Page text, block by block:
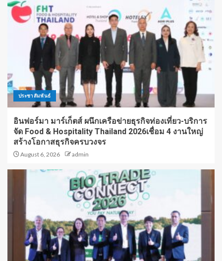
ประชาสัมพันธ์
อินฟอร์มา มาร์เก็ตส์ ผนึกเครือข่ายธุรกิจท่องเที่ยว-บริการ
จัด Food & Hospitality Thailand 2026เชื่อม 4 งานใหญ่
สร้างโอกาสธุรกิจครบวงจร
August 6, 2026 admin